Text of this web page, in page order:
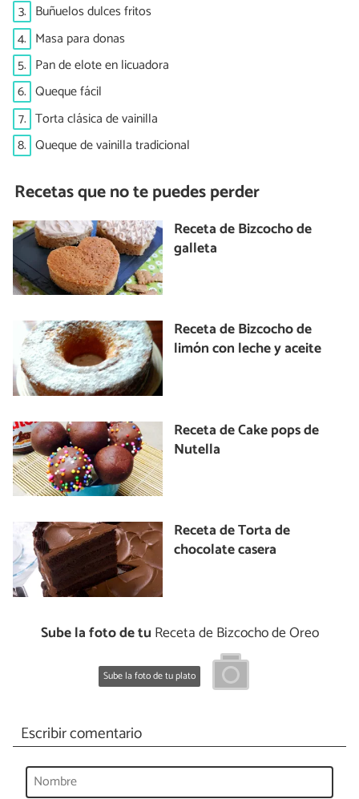
3. Buñuelos dulces fritos
4. Masa para donas
5. Pan de elote en licuadora
6. Queque fácil
7. Torta clásica de vainilla
8. Queque de vainilla tradicional
Recetas que no te puedes perder
Receta de Bizcocho de
galleta
Receta de Bizcocho de
limón con leche y aceite
Receta de Cake pops de
Nutella
Receta de Torta de
chocolate casera
Sube la foto de tu Receta de Bizcocho de Oreo
Sube la foto de tu plato
Escribir comentario